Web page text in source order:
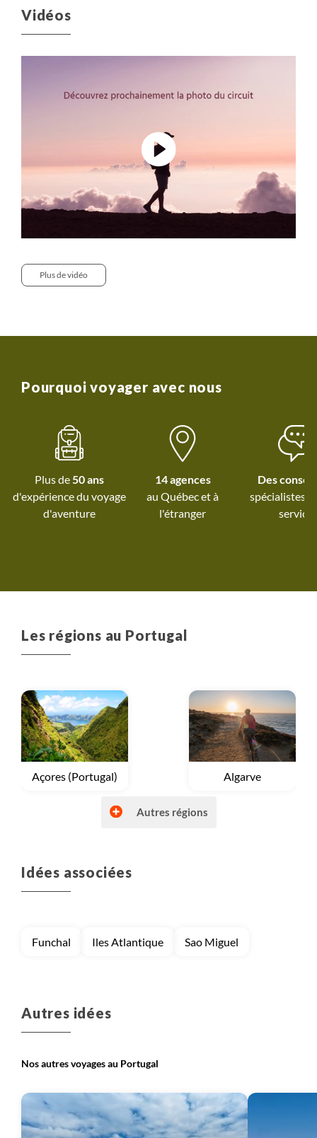
Vidéos
Plus de vidéo
Pourquoi voyager avec nous
Plus de50 ans
d'expérience du voyage
d'aventure
14 agences
au Québec età
l'étranger
Des
spécialistes
service
Les régions au Portugal
Voyage
Açores (Portugal) Voyage
Algarve
Voyage
Douro
Autres régions
Idées associées
Funchal Iles Atlantique Sao Miguel
Autres idées
Nos autres voyages au Portugal